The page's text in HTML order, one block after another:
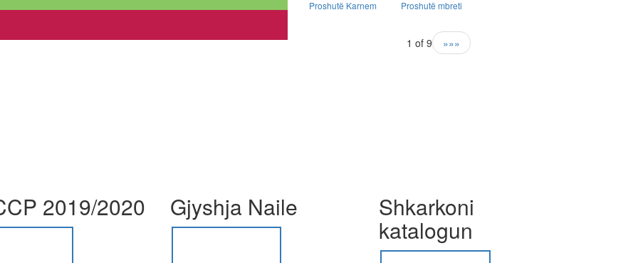
Proshutë Karnem Proshutë mbreti
1 of 9 »»»
2019/2020 Gjyshja Naile Shkarkoni
katalogun